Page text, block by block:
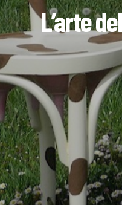
L’arte